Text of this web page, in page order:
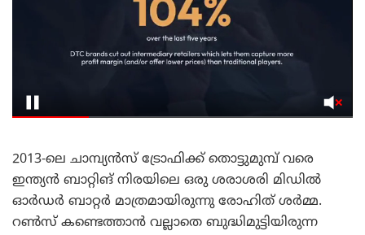
2013-ലെ ചാമ്പ്യൻസ് ട്രോഫിക്ക് തൊട്ടുമുമ്പ് വരെ
ഇന്ത്യൻ ബാറ്റിങ് നിരയിലെ ഒരു ശരാശരി മിഡിൽ
ഓർഡർ ബാറ്റർ മാത്രമായിരുന്നു രോഹിത് ശർമ്മ.
റൺസ് കണ്ടെത്താൻ വല്ലാതെ ബുദ്ധിമുട്ടിയിരുന്ന